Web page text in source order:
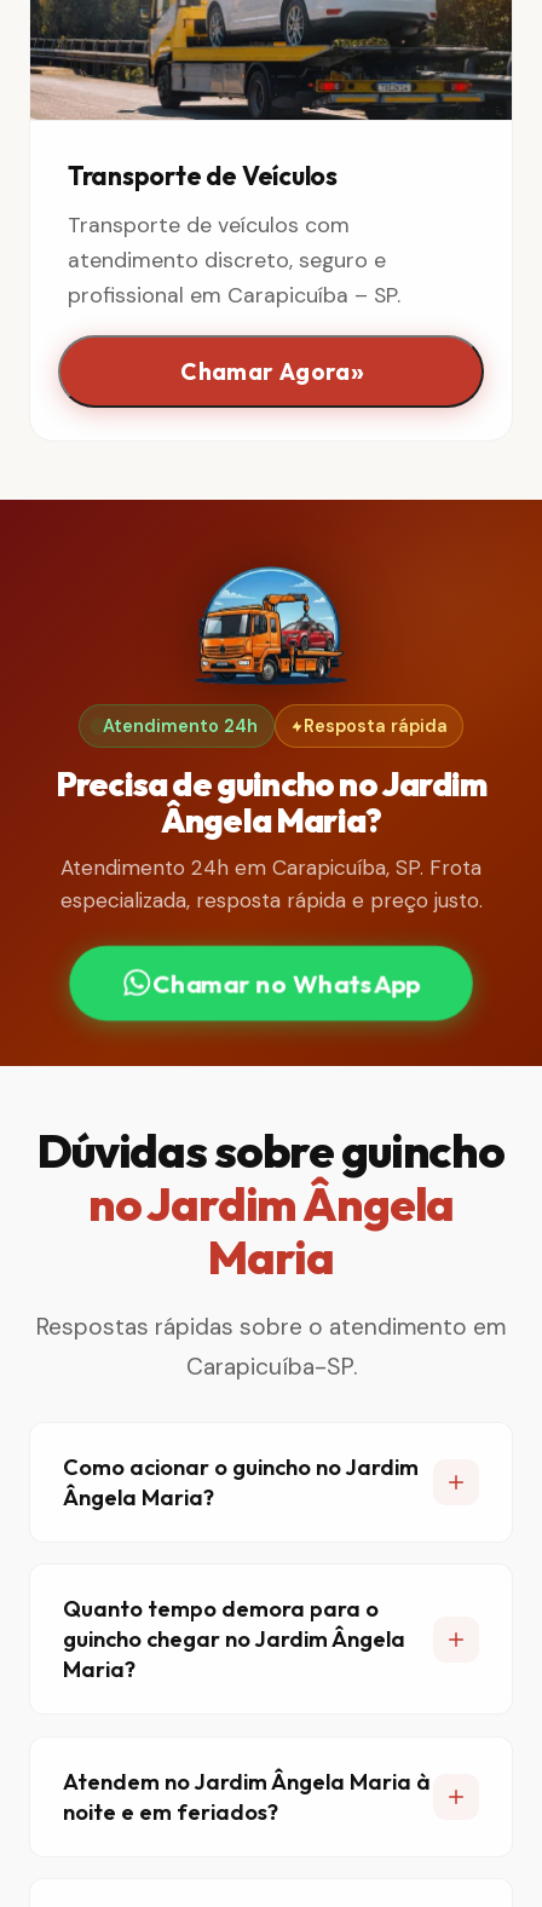
Transporte de Veículos
Transporte de veículos com
atendimento discreto, seguro e
profissional em Carapicuíba – SP.
Chamar Agora»
Atendimento 24h Resposta rápida
Precisa de guincho no Jardim
Ângela Maria?
Atendimento 24h em Carapicuíba, SP. Frota
especializada, resposta rápida e preço justo.
Chamar no WhatsApp
Dúvidas sobre guincho
no Jardim Ângela
Maria
Respostas rápidas sobre o atendimento em
Carapicuíba-SP.
Como acionar o guincho no Jardim
Ângela Maria?
Quanto tempo demora para o
guincho chegar no Jardim Ângela
Maria?
Atendem no Jardim Ângela Maria à
noite e em feriados?